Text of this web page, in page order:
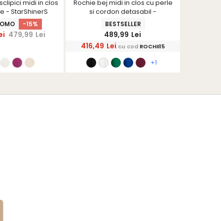
midi in clos
- StarShinerS
-15%
479,99 Lei
Rochie bej midi in clos cu perle
si cordon detasabil -
StarShinerS
BESTSELLER
489,99 Lei
416,49 Lei cu cod ROCHII15
+1